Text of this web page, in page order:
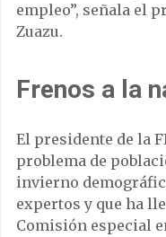
empleo”, señala el
Zuazu.
Frenos a la
El presidente de la
problema de
invierno
expertos y que ha
Comisión especial